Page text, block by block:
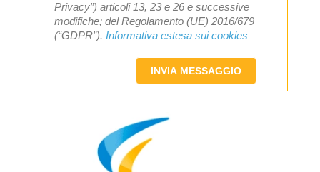
Privacy”) articoli 13, 23 e 26 e successive
modifiche; del Regolamento (UE) 2016/679
(“GDPR”). Informativa estesa sui cookies
INVIA MESSAGGIO